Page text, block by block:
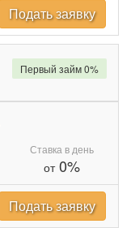
Подать заявку
Ставка в день
от0%
Первый займ 0%
Подать заявку